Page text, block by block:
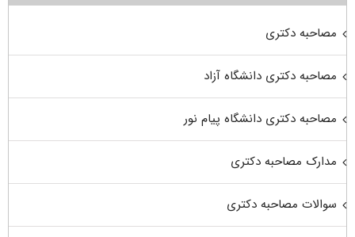
مصاحبه دکتری
مصاحبه دکتری دانشگاه آزاد
مصاحبه دکتری دانشگاه پیام نور
مدارک مصاحبه دکتری
سوالات مصاحبه دکتری